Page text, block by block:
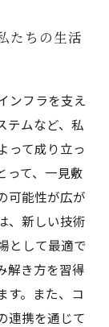
たちの生活
ンフラを支え
テムなど、私
って成り立っ
って、一見敷
可能性が広が
、新しい技術
として最適で
解き方を習得
す。また、コ
連携を通じて